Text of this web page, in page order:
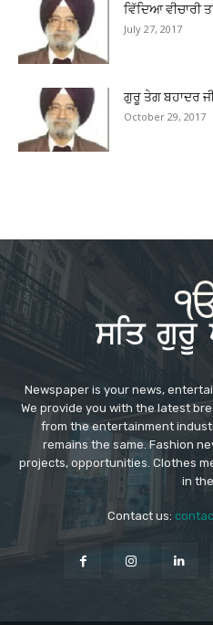
ਵਿੱਦਿਆ ਵੀਚਾਰੀ
July 27, 2017
ਗੁਰੂ ਤੇਗ ਬਹਾਦਰ ਜੀ
October 29, 2017
Newspaper is your news,
We provide you with the latest
from the entertainment
remains the same. Fashion
projects, opportunities. Clothes
in
Contact us: